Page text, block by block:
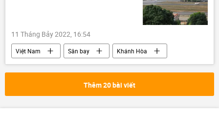
11 Tháng Bảy 2022, 16:54
Việt Nam Sân bay
Khánh Hòa
Bộ Quốc phòng Việt Nam
Nha Trang
Thêm 20 bài viết